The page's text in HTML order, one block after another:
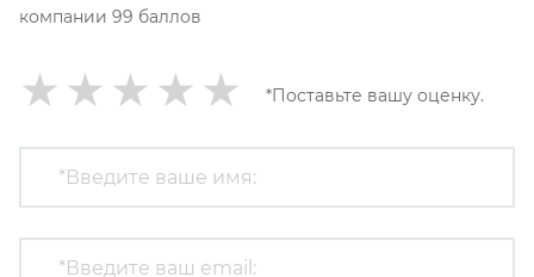
компании 99 баллов
★
★
★
★
★ *Поставьте вашу оценку.